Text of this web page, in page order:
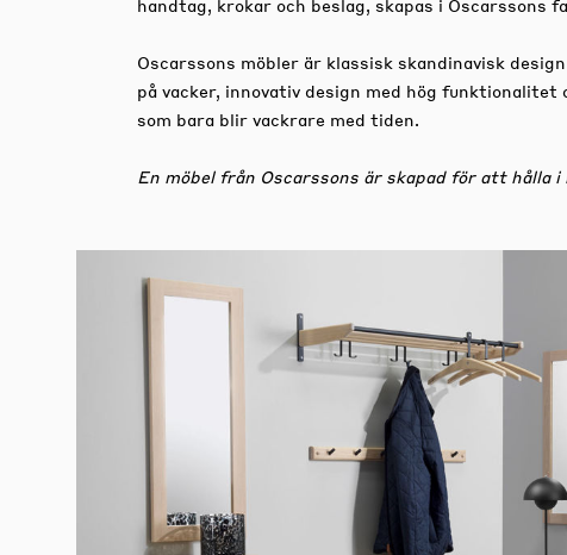
handtag, krokar och beslag, skapas i Oscarssons
Oscarssons möbler är klassisk skandinavisk
på vacker, innovativ design med hög funktionalitet
som bara blir vackrare med tiden.
En möbel från Oscarssons är skapad för att hålla i